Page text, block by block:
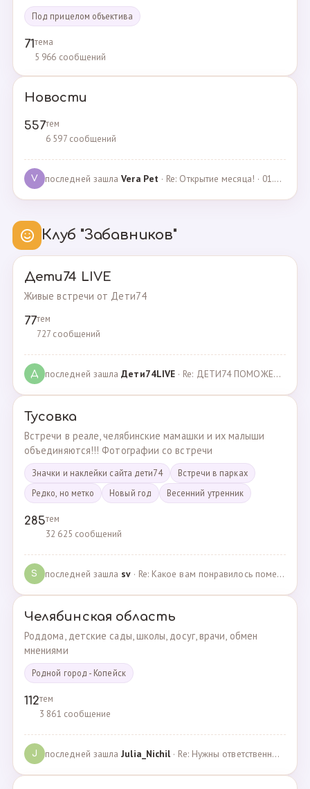
Под прицелом объектива
71тема
5 966 сообщений
Новости
557тем
6 597 сообщений
V последней зашлаVera Pet · Re: Открытие месяца! · 01.04.2021
Клуб "Забавников"
Дети74 LIVE
Живые встречи от Дети74
77тем
727 сообщений
Д последней зашлаДeти74LIVE · Re: ДЕТИ74 ПОМОЖЕМ ВМЕСТЕ · 27.12.2021
Тусовка
Встречи в реале, челябинские мамашки и их малыши
объединяются!!! Фотографии со встречи
Значки и наклейки сайта дети74
Встречи в парках
Редко, но метко
Новый год Весенний утренник
285тем
32 625 сообщений
S последней зашла sv· Re: Какое вам понравилось помещения для проведения … · 07.05.2025
Челябинская область
Роддома, детские сады, школы, досуг, врачи, обмен
мнениями
Родной город - Копейск
112тем
3 861 сообщение
J последней зашлаJulia_Nichil· Re: Нужны ответственные и любящие детей сотрудники … · 22.07.2024